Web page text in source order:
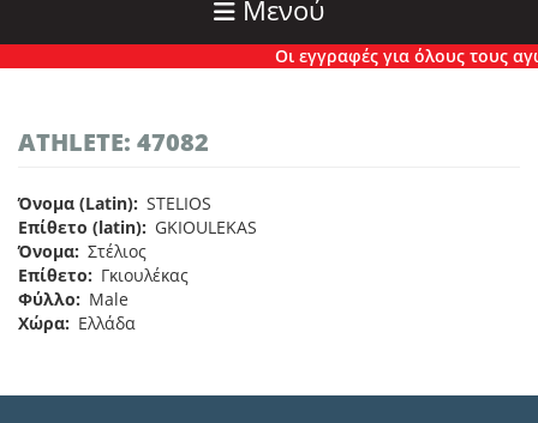
Μενού
Οι εγγραφές για όλους τους
ATHLETE: 47082
Όνομα (Latin) STELIOS
Επίθετο (latin)
GKIOULEKAS
Όνομα Στέλιος
Επίθετο
Γκιουλέκας
Φύλλο
Male
Χώρα
Ελλάδα